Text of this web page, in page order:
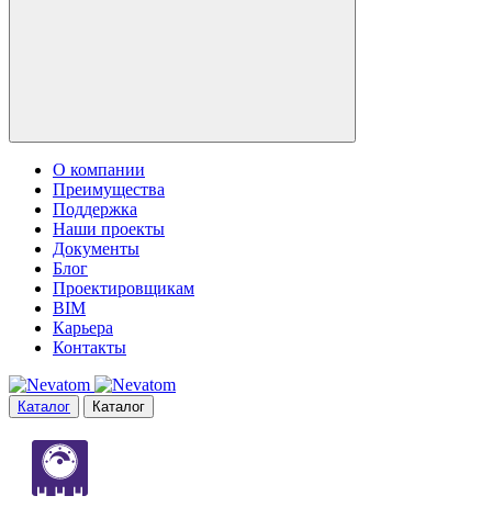
О компании
Преимущества
Поддержка
Наши проекты
Документы
Блог
Проектировщикам
BIM
Карьера
Контакты
Каталог Каталог